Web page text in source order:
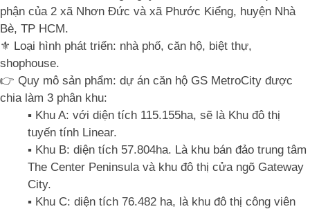
phận của 2 xã Nhơn Đức và xã Phước Kiểng, huyện Nhà
Bè, TP HCM.
⚜️ Loại hình phát triển: nhà phố, căn hộ, biệt thự,
shophouse.
👉 Quy mô sản phẩm: dự án căn hộ GS MetroCity được
chia làm 3 phân khu:
▪️ Khu A: với diện tích 115.155ha, sẽ là Khu đô thị
tuyến tính Linear.
▪️ Khu B: diện tích 57.804ha. Là khu bán đảo trung tâm
The Center Peninsula và khu đô thị cửa ngõ Gateway
City.
▪️ Khu C: diện tích 76.482 ha, là khu đô thị công viên